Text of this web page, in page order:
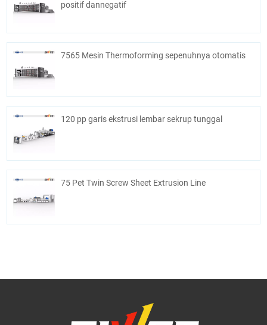
positif dannegatif
7565 Mesin Thermoforming sepenuhnya otomatis
120 pp garis ekstrusi lembar sekrup tunggal
75 Pet Twin Screw Sheet Extrusion Line